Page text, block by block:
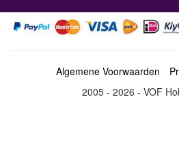
Algemene Voorwaarden
2005 - 2026 - VOF